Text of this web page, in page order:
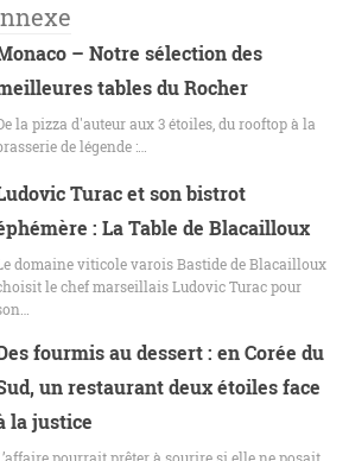
– Notre sélection des
tables du Rocher
la pizza d'auteur aux 3 étoiles, du rooftop à la
de légende :…
Turac et son bistrot
: La Table de Blacailloux
domaine viticole varois Bastide de Blacailloux
le chef marseillais Ludovic Turac pour
fourmis au dessert : en Corée du
un restaurant deux étoiles face
la justice